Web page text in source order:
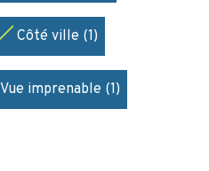
Côté ville (1)
Vue imprenable (1)